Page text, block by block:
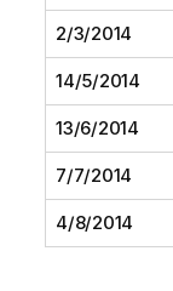
2/3/2014
14/5/2014
13/6/2014
7/7/2014
4/8/2014